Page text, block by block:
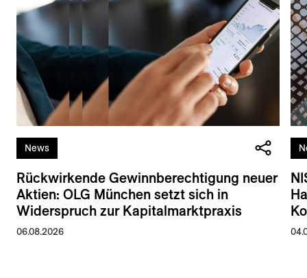
News
Rückwirkende Gewinnberechtigung neuer
Aktien: OLG München setzt sich in
Widerspruch zur Kapitalmarktpraxis
06.08.2026